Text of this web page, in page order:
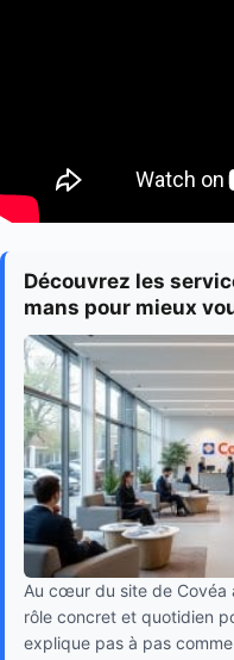
Découvrez les
mans pour mieux
Au cœur du site de Covéa
rôle concret et quotidien
explique pas à pas